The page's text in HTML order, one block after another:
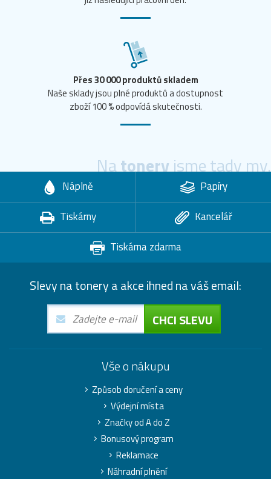
Přes 30 000 produktů skladem
Naše sklady jsou plné produktů a dostupnost
zboží 100 % odpovídá skutečnosti.
Natoneryjsme tady my.
Náplně
Papíry
Tiskárny
Kancelář
Tiskárna zdarma
Slevy na tonery a akce ihned na váš email:
CHCI SLEVU
Vše o nákupu
Způsob doručení a ceny
Výdejní místa
Značky od A do Z
Bonusový program
Reklamace
Náhradní plnění